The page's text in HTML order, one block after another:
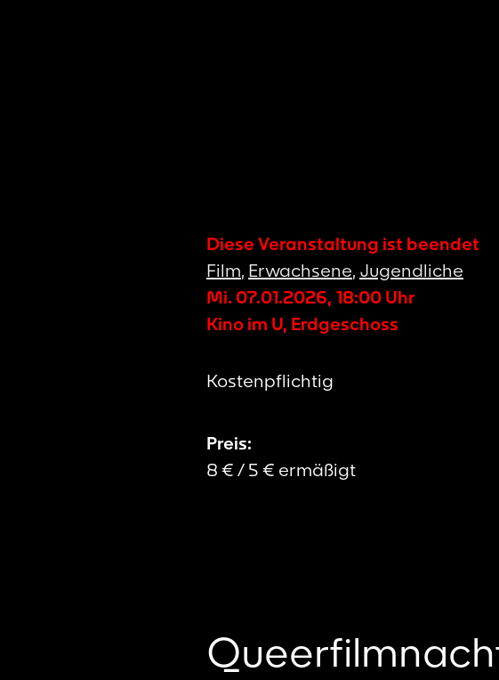
Diese Veranstaltung ist beendet
Film, Erwachsene, Jugendliche
Mi. 07.01.2026, 18:00 Uhr
Kino im U, Erdgeschoss
Kostenpflichtig
Preis:
8 € / 5 € ermäßigt